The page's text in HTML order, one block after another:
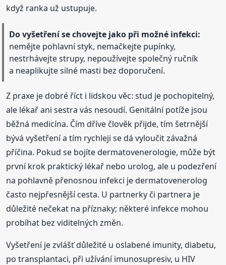
když ranka už ustupuje.
Do vyšetření se chovejte jako při možné infekci:
nemějte pohlavní styk, nemačkejte pupínky,
nestrhávejte strupy, nepoužívejte společný ručník
a neaplikujte silné masti bez doporučení.
Z praxe je dobré říct i lidskou věc: stud je pochopitelný,
ale lékař ani sestra vás nesoudí. Genitální potíže jsou
běžná medicína. Čím dříve člověk přijde, tím šetrnější
bývá vyšetření a tím rychleji se dá vyloučit závažná
příčina. Pokud se bojíte dermatovenerologie, může být
první krok praktický lékař nebo urolog, ale u podezření
na pohlavně přenosnou infekci je dermatovenerolog
často nejpřesnější cesta. U partnerky či partnera je
důležité nečekat na příznaky; některé infekce mohou
probíhat bez viditelných změn.
Vyšetření je zvlášť důležité u oslabené imunity, diabetu,
po transplantaci, při užívání imunosupresiv, u HIV